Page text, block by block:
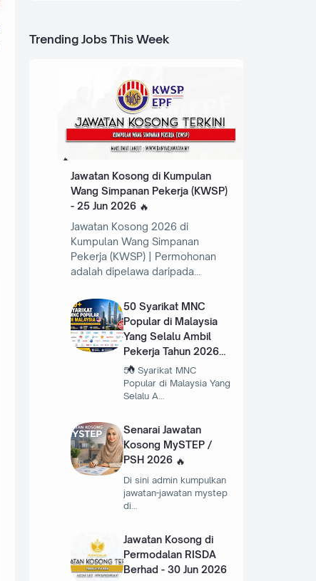
Trending Jobs This Week
Jawatan Kosong di Kumpulan
Wang Simpanan Pekerja (KWSP)
- 25 Jun 2026
Jawatan Kosong 2026 di
Kumpulan Wang Simpanan
Pekerja (KWSP) | Permohonan
adalah dipelawa daripada…
50 Syarikat MNC
Popular di Malaysia
Yang Selalu Ambil
Pekerja Tahun 2026
50 Syarikat MNC
Popular di Malaysia Yang
Selalu A…
Senarai Jawatan
Kosong MySTEP /
PSH 2026
Di sini admin kumpulkan
jawatan-jawatan mystep
di…
Jawatan Kosong di
Permodalan RISDA
Berhad - 30 Jun 2026